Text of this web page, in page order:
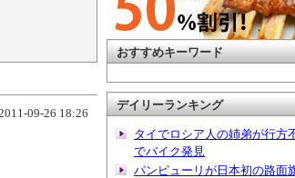
09-26 18:26
おすすめキーワード
デイリーランキング
タイでロシア人の姉弟が行方
でバイク発見
パンピューリが日本初の路面